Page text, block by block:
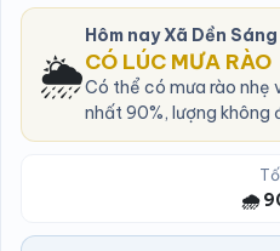
🌦️
Hôm nay Xã Dền
CÓ LÚC MƯA RÀO
Có thể có mưa rào nhẹ
nhất 90%, lượng không
🌧️